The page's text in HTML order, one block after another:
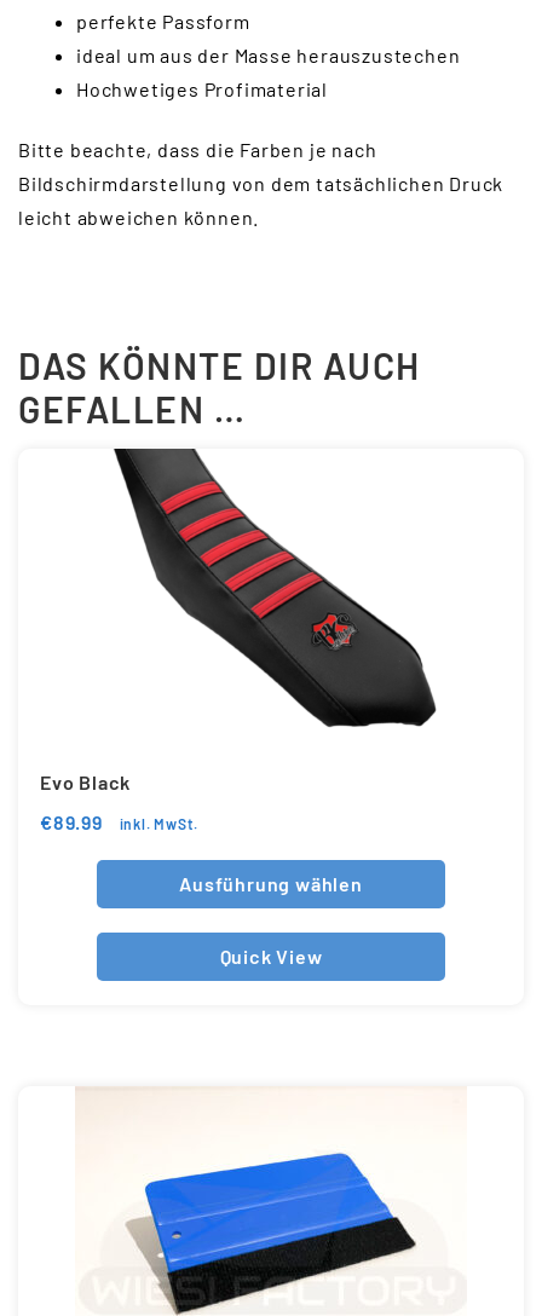
perfekte Passform
ideal um aus der Masse herauszustechen
Hochwetiges Profimaterial
Bitte beachte, dass die Farben je nach
Bildschirmdarstellung von dem tatsächlichen Druck
leicht abweichen können.
DAS KÖNNTE DIR AUCH
GEFALLEN …
Evo Black
€89.99 inkl. MwSt.
Ausführung wählen
Quick View